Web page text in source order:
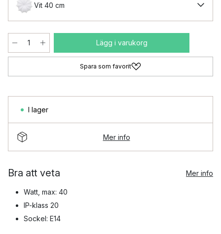
Vit 40 cm
Lägg i varukorg
Spara som favorit
I lager
Mer info
Bra att veta Mer info
Watt, max: 40
IP-klass 20
Sockel: E14